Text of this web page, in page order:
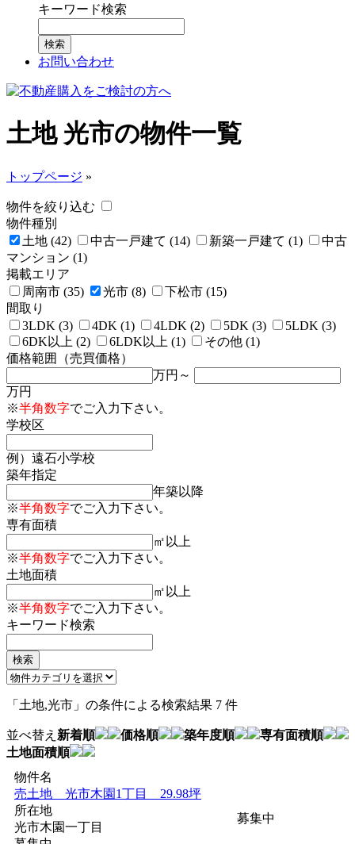
キーワード検索
お問い合わせ
土地 光市の物件一覧
トップページ »
物件を絞り込む
物件種別
土地 (42)
中古一戸建て (14) 新築一戸建て (1)
中古
マンション (1)
掲載エリア
周南市 (35)
光市 (8)
下松市 (15)
間取り
3LDK (3)
4DK (1) 4LDK (2) 5DK (3)
5LDK (3)
6DK以上 (2)
6LDK以上 (1)
その他 (1)
価格範囲（売買価格）
万円～
万円
※半角数字でご入力下さい。
学校区
例）遠石小学校
築年指定
年築以降
※半角数字でご入力下さい。
専有面積
㎡以上
※半角数字でご入力下さい。
土地面積
㎡以上
※半角数字でご入力下さい。
キーワード検索
「 土地,光市 」 の条件による検索結果 7 件
並べ替え 新着順 価格順 築年度順
専有面積順
土地面積順
物件名
売土地 光市木園1丁目 29.98坪
所在地
光市木園一丁目
募集中